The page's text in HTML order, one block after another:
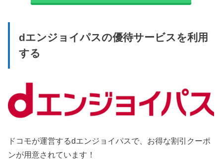
dエンジョイパスの優待サービスを利用
する
ドコモが運営するdエンジョイパスで、お得な割引クーポ
ンが用意されています！